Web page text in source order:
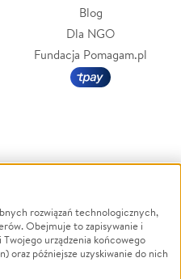
Blog
Dla NGO
Fundacja Pomagam.pl
Powódź
Wichura
NGO
rozwiązań technologicznych,
Obejmuje to zapisywanie i
urządzenia końcowego
oraz późniejsze uzyskiwanie do nich